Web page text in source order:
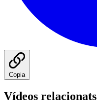
Copia
Vídeos relacionats